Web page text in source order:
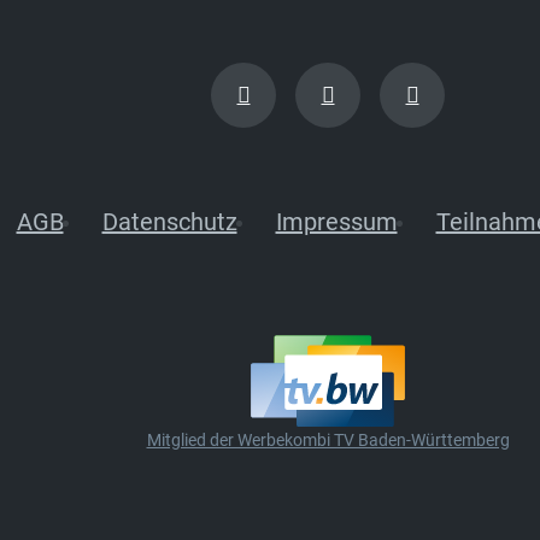
AGB Datenschutz Impressum
Mitglied der Werbekombi TV Baden-Württemberg